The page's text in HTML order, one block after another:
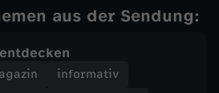
aus der Sendung:
informativ